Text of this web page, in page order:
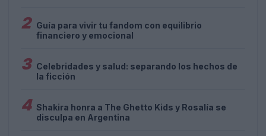
2 Guía para vivir tu fandom con equilibrio
financiero y emocional
3 Celebridades y salud: separando los hechos de
la ficción
4 Shakira honra a The Ghetto Kids y Rosalía se
disculpa en Argentina